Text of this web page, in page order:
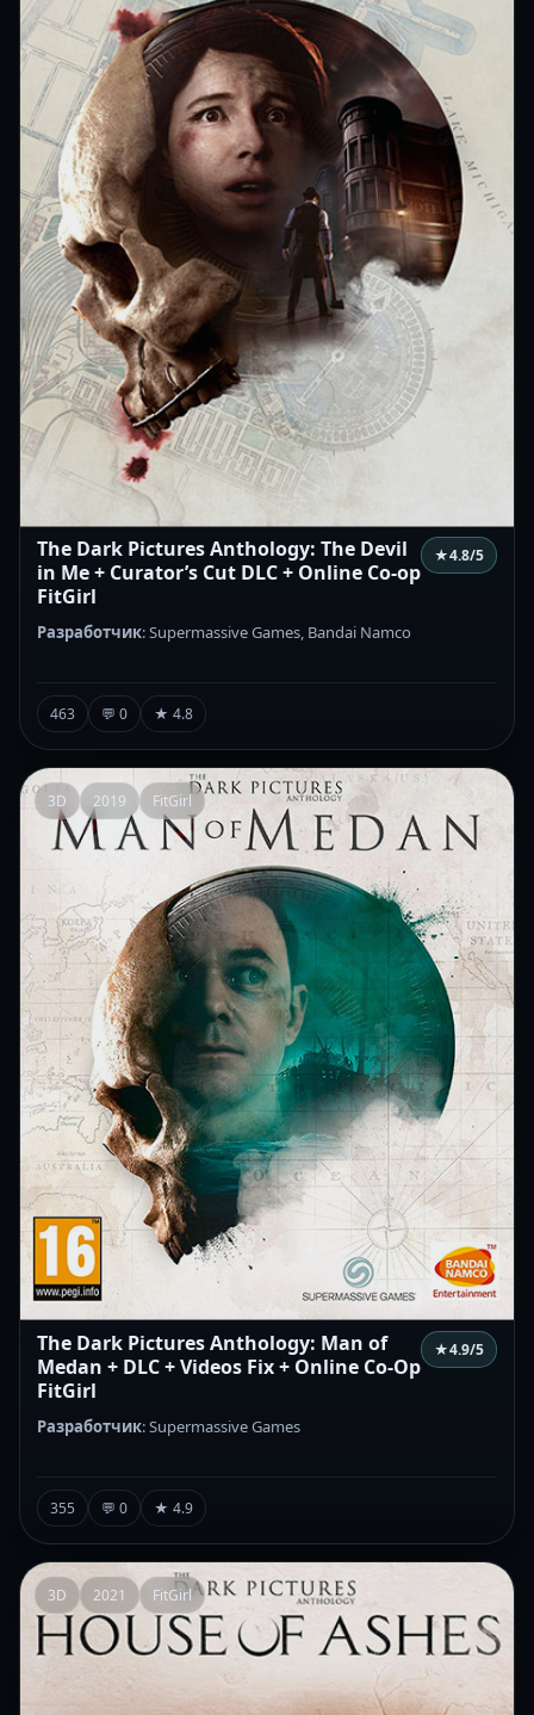
The Dark Pictures Anthology: The Devil
in Me + Curator’s Cut DLC + Online Co-op
FitGirl
★4.8/5
Разработчик: Supermassive Games, Bandai Namco
463 💬 0 ★ 4.8
3D 2019 FitGirl
The Dark Pictures Anthology: Man of
Medan + DLC + Videos Fix + Online Co-Op
FitGirl
★4.9/5
Разработчик: Supermassive Games
355 💬 0 ★ 4.9
3D 2021 FitGirl